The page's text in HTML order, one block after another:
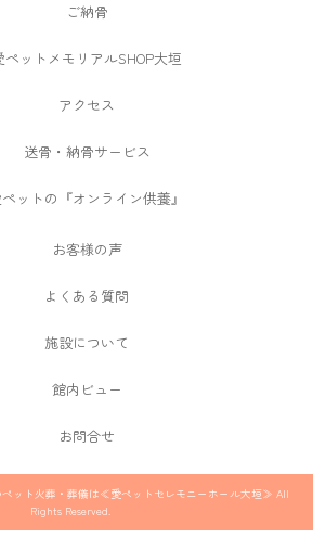
ご納骨
ペットメモリアルSHOP大垣
アクセス
送骨・納骨サービス
ットの『オンライン供養』
お客様の声
よくある質問
施設について
館内ビュー
お問合せ
ット火葬・葬儀は≪愛ペットセレモニーホール大垣≫ All
Rights Reserved.